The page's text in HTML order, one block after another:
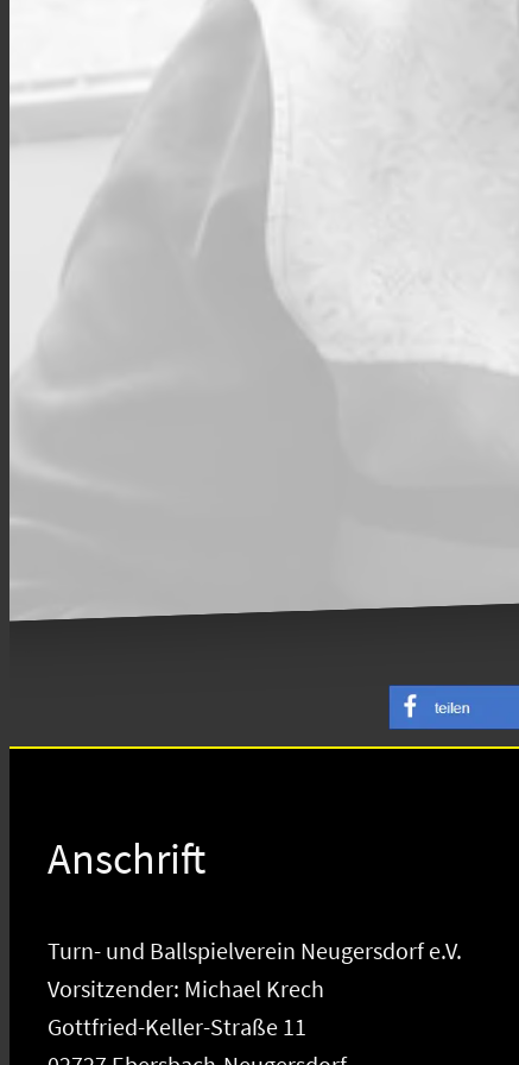
Anschrift
Turn- und Ballspielverein Neugersdorf e.V.
Vorsitzender: Michael Krech
Gottfried-Keller-Straße 11